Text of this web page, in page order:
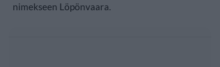
nimekseen Löpönvaara.